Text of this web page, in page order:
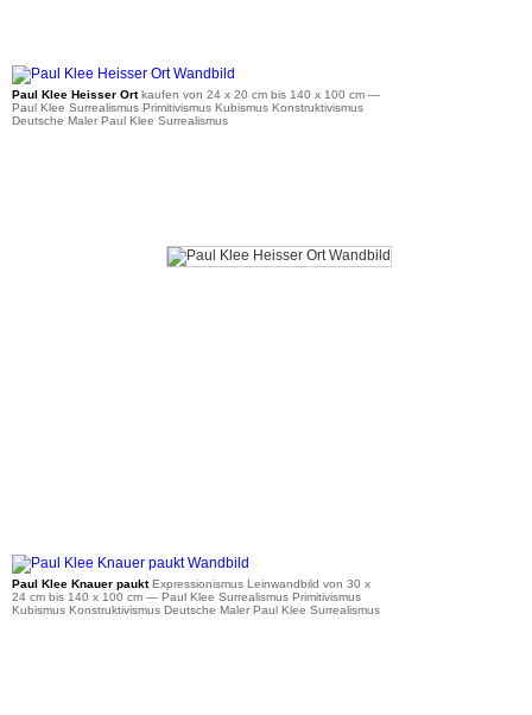
Paul Klee Heisser Ortkaufen von 24 x 20 cm bis 140 x 100 cm —
Paul Klee Surrealismus Primitivismus Kubismus Konstruktivismus
Deutsche Maler Paul Klee Surrealismus
Paul Klee Knauer pauktExpressionismus Leinwandbild von 30 x
24 cm bis 140 x 100 cm — Paul Klee Surrealismus Primitivismus
Kubismus Konstruktivismus Deutsche Maler Paul Klee Surrealismus